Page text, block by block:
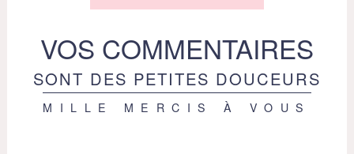
VOS COMMENTAIRES
SONT DES PETITES DOUCEURS
MILLE MERCIS À VOUS